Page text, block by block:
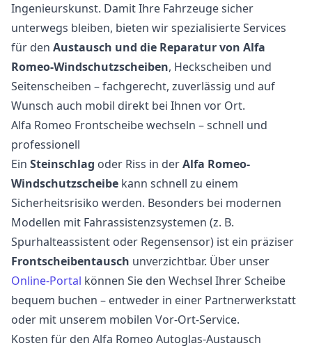
Ingenieurskunst. Damit Ihre Fahrzeuge sicher
unterwegs bleiben, bieten wir spezialisierte Services
für den Austausch und die Reparatur von Alfa
Romeo-Windschutzscheiben, Heckscheiben und
Seitenscheiben – fachgerecht, zuverlässig und auf
Wunsch auch mobil direkt bei Ihnen vor Ort.
Alfa Romeo Frontscheibe wechseln – schnell und
professionell
Ein Steinschlag oder Riss in derAlfa Romeo-
Windschutzscheibe kann schnell zu einem
Sicherheitsrisiko werden. Besonders bei modernen
Modellen mit Fahrassistenzsystemen (z. B.
Spurhalteassistent oder Regensensor) ist ein präziser
Frontscheibentausch unverzichtbar. Über unser
Online-Portal können Sie den Wechsel Ihrer Scheibe
bequem buchen – entweder in einer Partnerwerkstatt
oder mit unserem mobilen Vor-Ort-Service.
Kosten für den Alfa Romeo Autoglas-Austausch